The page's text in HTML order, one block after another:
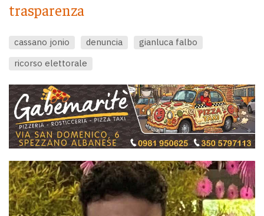
trasparenza
cassano jonio denuncia
gianluca falbo
ricorso elettorale